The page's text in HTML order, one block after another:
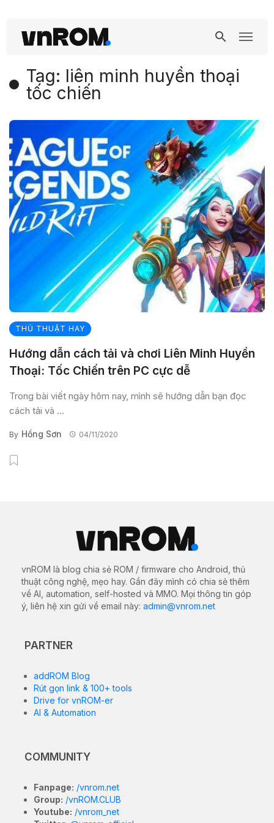
Tag: liên minh huyền thoại
tốc chiến
THỦ THUẬT HAY
Hướng dẫn cách tải và chơi Liên Minh Huyền
Thoại: Tốc Chiến trên PC cực dễ
Trong bài viết ngày hôm nay, mình sẽ hướng dẫn bạn đọc
cách tải và ...
By Hồng Sơn 04/11/2020
vnROM là blog chia sẻ ROM / firmware cho Android, thủ
thuật công nghệ, mẹo hay. Gần đây mình có chia sẻ thêm
về AI, automation, self-hosted và MMO. Mọi thông tin góp
ý, liên hệ xin gửi về email này: admin@vnrom.net
PARTNER
addROM Blog
Rút gọn link & 100+ tools
Drive for vnROM-er
AI & Automation
COMMUNITY
Fanpage: /vnrom.net
Group: /vnROM.CLUB
Youtube: /vnrom_net